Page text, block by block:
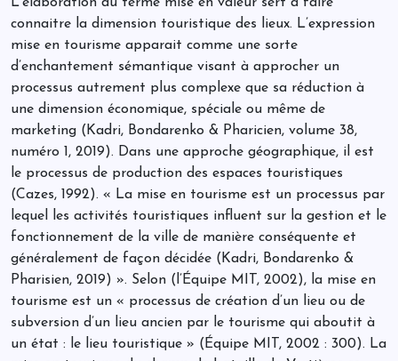
connaitre la dimension touristique des lieux. L’expression
mise en tourisme apparait comme une sorte
d’enchantement sémantique visant à approcher un
processus autrement plus complexe que sa réduction à
une dimension économique, spéciale ou même de
marketing (Kadri, Bondarenko & Pharicien, volume 38,
numéro 1, 2019). Dans une approche géographique, il est
le processus de production des espaces touristiques
(Cazes, 1992). « La mise en tourisme est un processus par
lequel les activités touristiques influent sur la gestion et le
fonctionnement de la ville de manière conséquente et
généralement de façon décidée (Kadri, Bondarenko &
Pharisien, 2019) ». Selon (l’Équipe MIT, 2002), la mise en
tourisme est un « processus de création d’un lieu ou de
subversion d’un lieu ancien par le tourisme qui aboutit à
un état : le lieu touristique » (Équipe MIT, 2002 : 300). La